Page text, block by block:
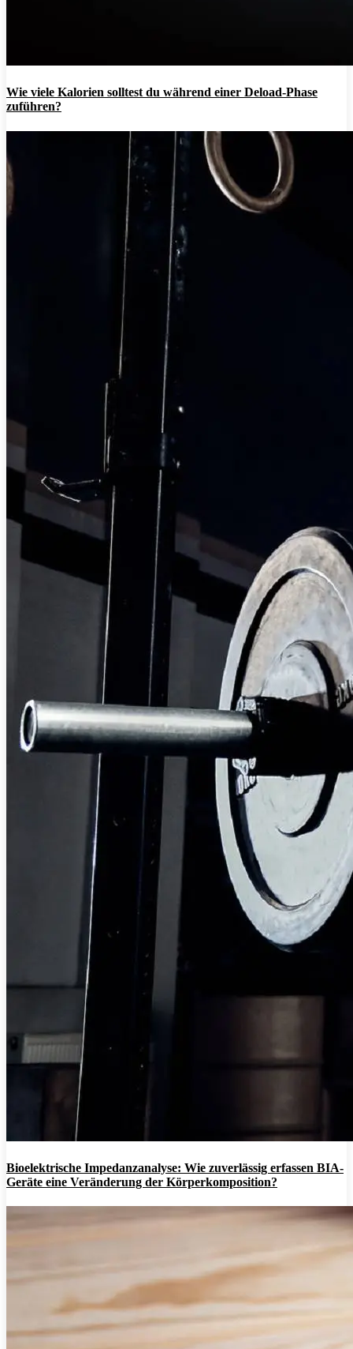
Wie viele Kalorien solltest du während einer Deload-Phase
zuführen?
Bioelektrische Impedanzanalyse: Wie zuverlässig erfassen BIA-
Geräte eine Veränderung der Körperkomposition?